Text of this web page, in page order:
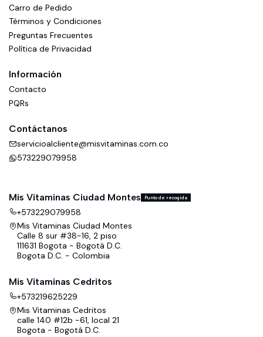
Carro de Pedido
Términos y Condiciones
Preguntas Frecuentes
Política de Privacidad
Información
Contacto
PQRs
Contáctanos
servicioalcliente@misvitaminas.com.co
573229079958
Mis Vitaminas Ciudad Montes Punto de recogida
+573229079958
Mis Vitaminas Ciudad Montes
Calle 8 sur #38-16, 2 piso
111631 Bogota - Bogotá D.C.
Bogota D.C. - Colombia
Mis Vitaminas Cedritos
+573219625229
Mis Vitaminas Cedritos
calle 140 #12b -61, local 21
Bogota - Bogotá D.C.